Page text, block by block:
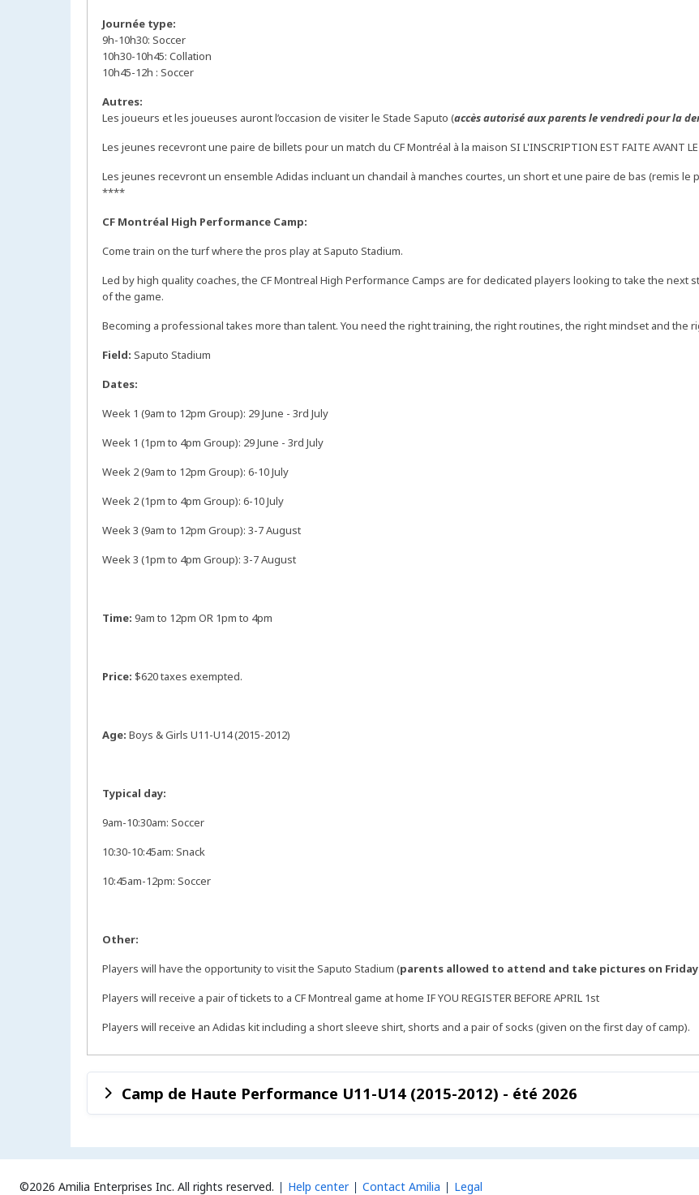
Journée type:
9h-10h30: Soccer
10h30-10h45: Collation
10h45-12h : Soccer
Autres:
Les joueurs et les joueuses auront l’occasion de visiter le Stade Saputo (accès autorisé aux parents le vendredi pour la
Les jeunes recevront une paire de billets pour un match du CF Montréal à la maison SI L'INSCRIPTION EST FAITE AVANT LE
Les jeunes recevront un ensemble Adidas incluant un chandail à manches courtes, un short et une paire de bas (remis le
****
CF Montréal High Performance Camp:
Come train on the turf where the pros play at Saputo Stadium.
Led by high quality coaches, the CF Montreal High Performance Camps are for dedicated players looking to take the
of the game.
Becoming a professional takes more than talent. You need the right training, the right routines, the right mindset and the
Field: Saputo Stadium
Dates:
Week 1 (9am to 12pm Group): 29 June - 3rd July
Week 1 (1pm to 4pm Group): 29 June - 3rd July
Week 2 (9am to 12pm Group): 6-10 July
Week 2 (1pm to 4pm Group): 6-10 July
Week 3 (9am to 12pm Group): 3-7 August
Week 3 (1pm to 4pm Group): 3-7 August
Time: 9am to 12pm OR 1pm to 4pm
Price: $620 taxes exempted.
Age: Boys & Girls U11-U14 (2015-2012)
Typical day:
9am-10:30am: Soccer
10:30-10:45am: Snack
10:45am-12pm: Soccer
Other:
Players will have the opportunity to visit the Saputo Stadium (parents allowed to attend and take pictures on
Players will receive a pair of tickets to a CF Montreal game at home IF YOU REGISTER BEFORE APRIL 1st
Players will receive an Adidas kit including a short sleeve shirt, shorts and a pair of socks (given on the first day of camp).
Camp de Haute Performance U11-U14 (2015-2012) - été 2026
©2026 Amilia Enterprises Inc. All rights reserved. Help center Contact Amilia Legal